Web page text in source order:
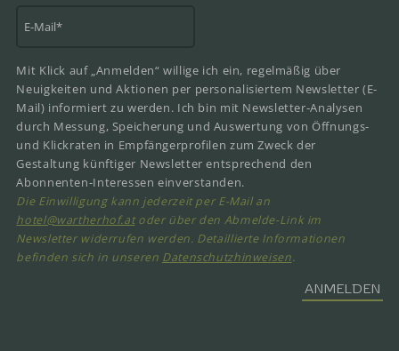
Mit Klick auf „Anmelden“ willige ich ein, regelmäßig über
Neuigkeiten und Aktionen per personalisiertem Newsletter (E-
Mail) informiert zu werden. Ich bin mit Newsletter-Analysen
durch Messung, Speicherung und Auswertung von Öffnungs-
und Klickraten in Empfängerprofilen zum Zweck der
Gestaltung künftiger Newsletter entsprechend den
Abonnenten-Interessen einverstanden.
Die Einwilligung kann jederzeit per E-Mail an
hotel@wartherhof.atoder über den Abmelde-Link im
Newsletter widerrufen werden. Detaillierte Informationen
befinden sich in unseren Datenschutzhinweisen.
ANMELDEN